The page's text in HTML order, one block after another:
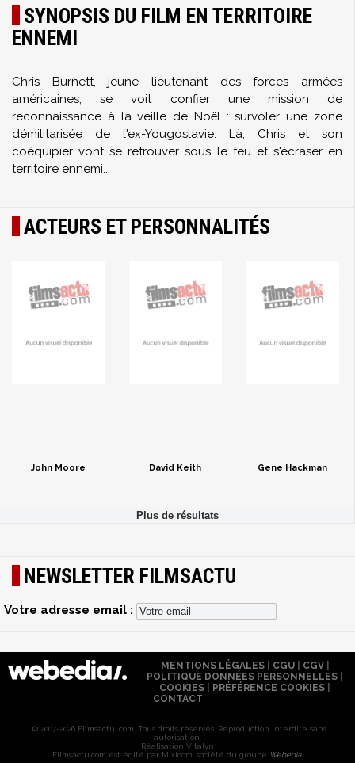
SYNOPSIS DU FILM EN TERRITOIRE
ENNEMI
Chris Burnett, jeune lieutenant des forces armées
américaines, se voit confier une mission de
reconnaissance à la veille de Noël : survoler une zone
démilitarisée de l'ex-Yougoslavie. Là, Chris et son
coéquipier vont se retrouver sous le feu et s'écraser en
territoire ennemi...
ACTEURS ET PERSONNALITÉS
John Moore David Keith Gene Hackman
NEWSLETTER FILMSACTU
Votre adresse email :
MENTIONS LÉGALES| CGU| CGV|
POLITIQUE DONNÉES PERSONNELLES
COOKIES
PRÉFÉRENCE COOKIES
CONTACT
© 2007-2026 Filmsactu .com. Tous droits réservés. Reproduction interdite sans
autorisation.
Réalisation Vitalyn
Filmsactu .com est édité par Mixicom, société du groupe Webedia.